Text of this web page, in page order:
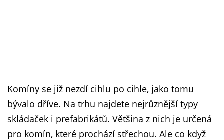
Komíny se již nezdí cihlu po cihle, jako tomu
bývalo dříve. Na trhu najdete nejrůznější typy
skládaček i prefabrikátů. Většina z nich je určená
pro komín, které prochází střechou. Ale co když